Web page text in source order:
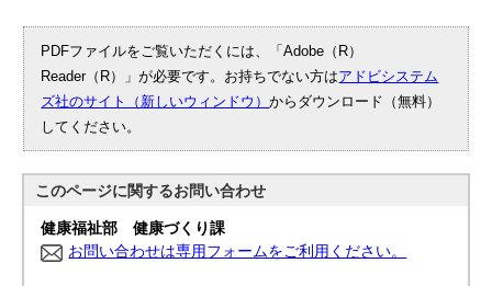
PDFファイルをご覧いただくには、「Adobe（R）
Reader（R）」が必要です。お持ちでない方はアドビシステム
ズ社のサイト（新しいウィンドウ）からダウンロード（無料）
してください。
このページに関するお問い合わせ
健康福祉部 健康づくり課
お問い合わせは専用フォームをご利用ください。